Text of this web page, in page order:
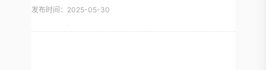
发布时间：2025-05-30